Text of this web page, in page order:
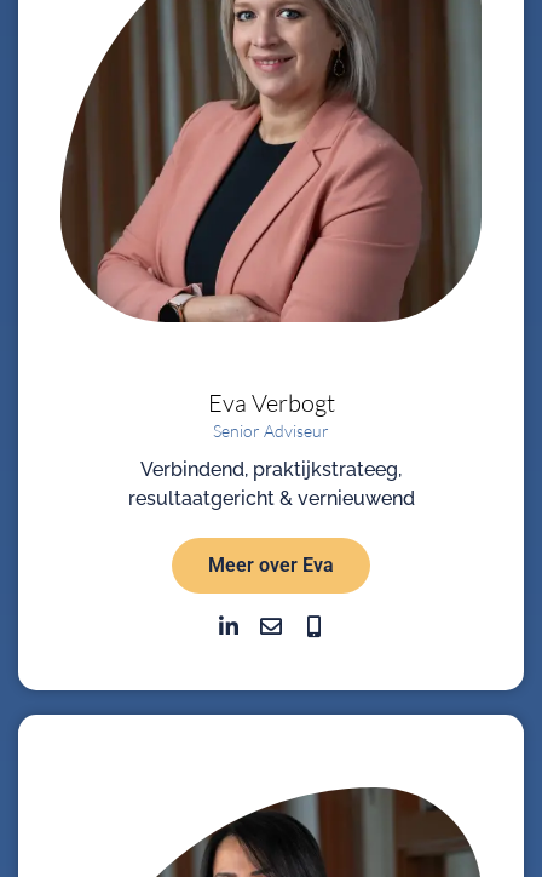
Eva Verbogt
Senior Adviseur
Verbindend, praktijkstrateeg,
resultaatgericht & vernieuwend
Meer over Eva